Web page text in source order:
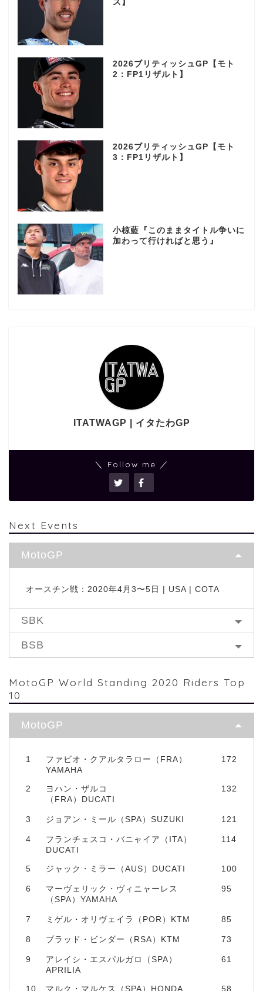
ス】
2026ブリティッシュGP【モト
2：FP1リザルト】
2026ブリティッシュGP【モト
3：FP1リザルト】
小椋藍『このままタイトル争いに
加わって行ければと思う』
ITATWAGP | イタたわGP
＼ Follow me ／
Next Events
MotoGP
オースチン戦：2020年4月3〜5日 | USA | COTA
SBK
BSB
MotoGP World Standing 2020 Riders Top
10
MotoGP
1
ファビオ・クアルタラロー（FRA）
YAMAHA
172
2
ヨハン・ザルコ
（FRA）DUCATI
132
3 ジョアン・ミール（SPA）SUZUKI 121
4
フランチェスコ・バニャイア（ITA）
DUCATI
114
5 ジャック・ミラー（AUS）DUCATI 100
6
マーヴェリック・ヴィニャーレス
（SPA）YAMAHA
95
7 ミゲル・オリヴェイラ（POR）KTM 85
8 ブラッド・ビンダー（RSA）KTM 73
9
アレイシ・エスパルガロ（SPA）
APRILIA
61
10 マルク・マルケス（SPA）HONDA 58